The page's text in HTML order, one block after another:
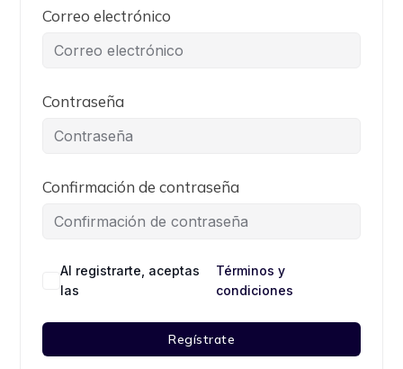
Correo electrónico
Contraseña
Confirmación de contraseña
Al registrarte, aceptas
las
Términos y
condiciones
Regístrate